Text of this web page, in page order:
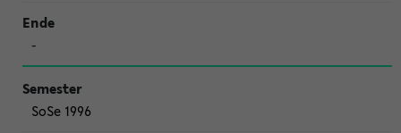
-
SoSe 1996